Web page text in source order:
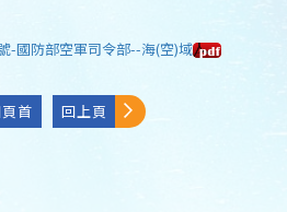
-國防部空軍司令部--海(空)域
首 回上頁